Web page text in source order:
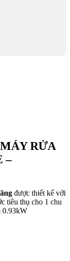
RỬA
–
được thiết kế với
tiêu thụ cho 1 chu
0.93kW